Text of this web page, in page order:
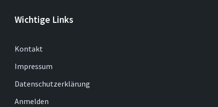
Wichtige Links
Kontakt
Impressum
Datenschutzerklärung
Anmelden